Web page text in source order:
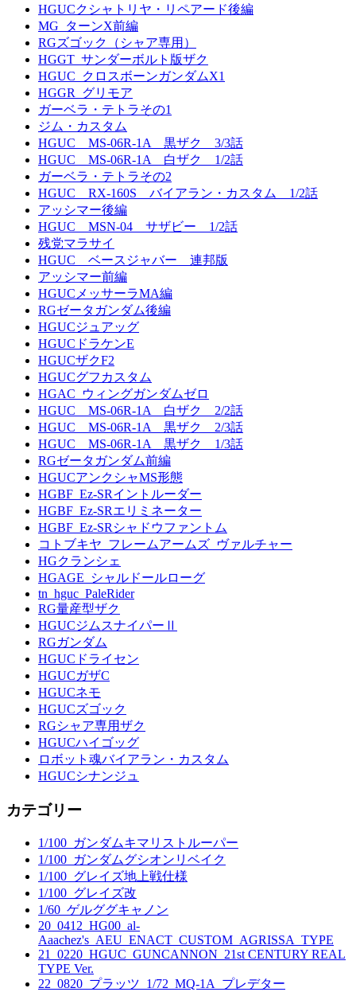
HGUCクシャトリヤ・リペアード後編
MG_ターンX前編
RGズゴック（シャア専用）
HGGT_サンダーボルト版ザク
HGUC_クロスボーンガンダムX1
HGGR_グリモア
ガーベラ・テトラその1
ジム・カスタム
HGUC MS-06R-1A 黒ザク 3/3話
HGUC MS-06R-1A 白ザク 1/2話
ガーベラ・テトラその2
HGUC RX-160S バイアラン・カスタム 1/2話
アッシマー後編
HGUC MSN-04 サザビー 1/2話
残党マラサイ
HGUC ベースジャバー 連邦版
アッシマー前編
HGUCメッサーラMA編
RGゼータガンダム後編
HGUCジュアッグ
HGUCドラケンE
HGUCザクF2
HGUCグフカスタム
HGAC_ウィングガンダムゼロ
HGUC MS-06R-1A 白ザク 2/2話
HGUC MS-06R-1A 黒ザク 2/3話
HGUC MS-06R-1A 黒ザク 1/3話
RGゼータガンダム前編
HGUCアンクシャMS形態
HGBF_Ez-SRイントルーダー
HGBF_Ez-SRエリミネーター
HGBF_Ez-SRシャドウファントム
コトブキヤ_フレームアームズ_ヴァルチャー
HGクランシェ
HGAGE_シャルドールローグ
tn_hguc_PaleRider
RG量産型ザク
HGUCジムスナイパーⅡ
RGガンダム
HGUCドライセン
HGUCガザC
HGUCネモ
HGUCズゴック
RGシャア専用ザク
HGUCハイゴッグ
ロボット魂バイアラン・カスタム
HGUCシナンジュ
カテゴリー
1/100_ガンダムキマリストルーパー
1/100_ガンダムグシオンリベイク
1/100_グレイズ地上戦仕様
1/100_グレイズ改
1/60_ゲルググキャノン
20_0412_HG00_al-
Aaachez's_AEU_ENACT_CUSTOM_AGRISSA_TYPE
21_0220_HGUC_GUNCANNON_21st CENTURY REAL
TYPE Ver.
22_0820_プラッツ_1/72_MQ-1A_プレデター